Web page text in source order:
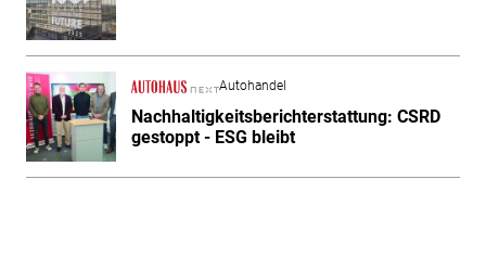
Autohandel
Nachhaltigkeitsberichterstattung: CSRD
gestoppt - ESG bleibt